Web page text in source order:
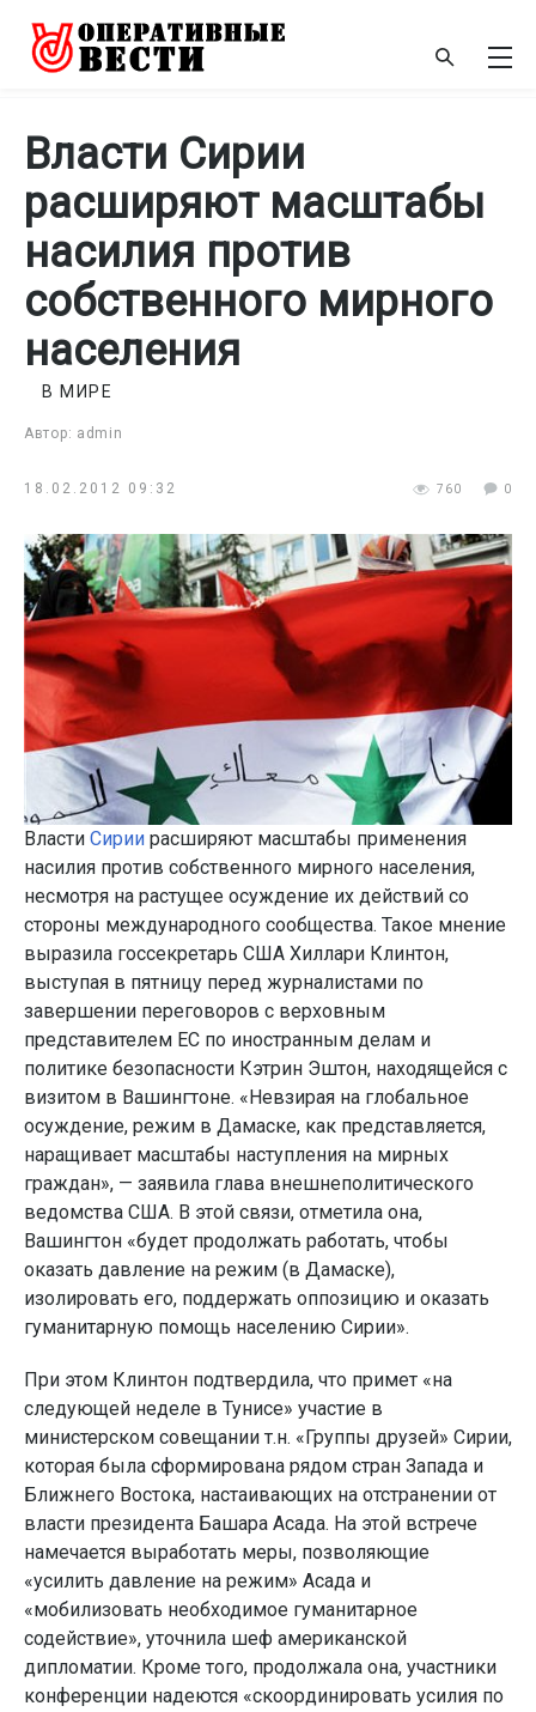
Власти Сирии
расширяют масштабы
насилия против
собственного мирного
населения
Автор: admin
В МИРЕ
18.02.2012 09:32 760 0
Власти Сирии расширяют масштабы применения
насилия против собственного мирного населения,
несмотря на растущее осуждение их действий со
стороны международного сообщества. Такое мнение
выразила госсекретарь США Хиллари Клинтон,
выступая в пятницу перед журналистами по
завершении переговоров с верховным
представителем ЕС по иностранным делам и
политике безопасности Кэтрин Эштон, находящейся с
визитом в Вашингтоне. «Невзирая на глобальное
осуждение, режим в Дамаске, как представляется,
наращивает масштабы наступления на мирных
граждан», — заявила глава внешнеполитического
ведомства США. В этой связи, отметила она,
Вашингтон «будет продолжать работать, чтобы
оказать давление на режим (в Дамаске),
изолировать его, поддержать оппозицию и оказать
гуманитарную помощь населению Сирии».
При этом Клинтон подтвердила, что примет «на
следующей неделе в Тунисе» участие в
министерском совещании т.н. «Группы друзей» Сирии,
которая была сформирована рядом стран Запада и
Ближнего Востока, настаивающих на отстранении от
власти президента Башара Асада. На этой встрече
намечается выработать меры, позволяющие
«усилить давление на режим» Асада и
«мобилизовать необходимое гуманитарное
содействие», уточнила шеф американской
дипломатии. Кроме того, продолжала она, участники
конференции надеются «скоординировать усилия по